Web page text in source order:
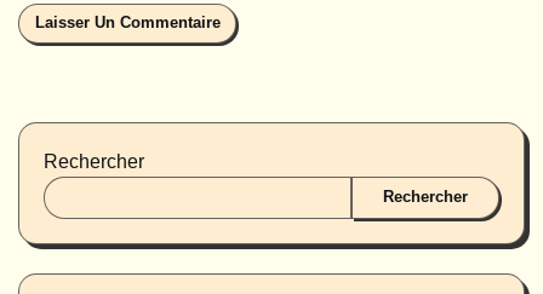
Rechercher
Rechercher